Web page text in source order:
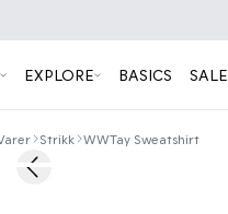
EXPLORE BASICS SALE
Strikk WWTay Sweatshirt
Previous slide